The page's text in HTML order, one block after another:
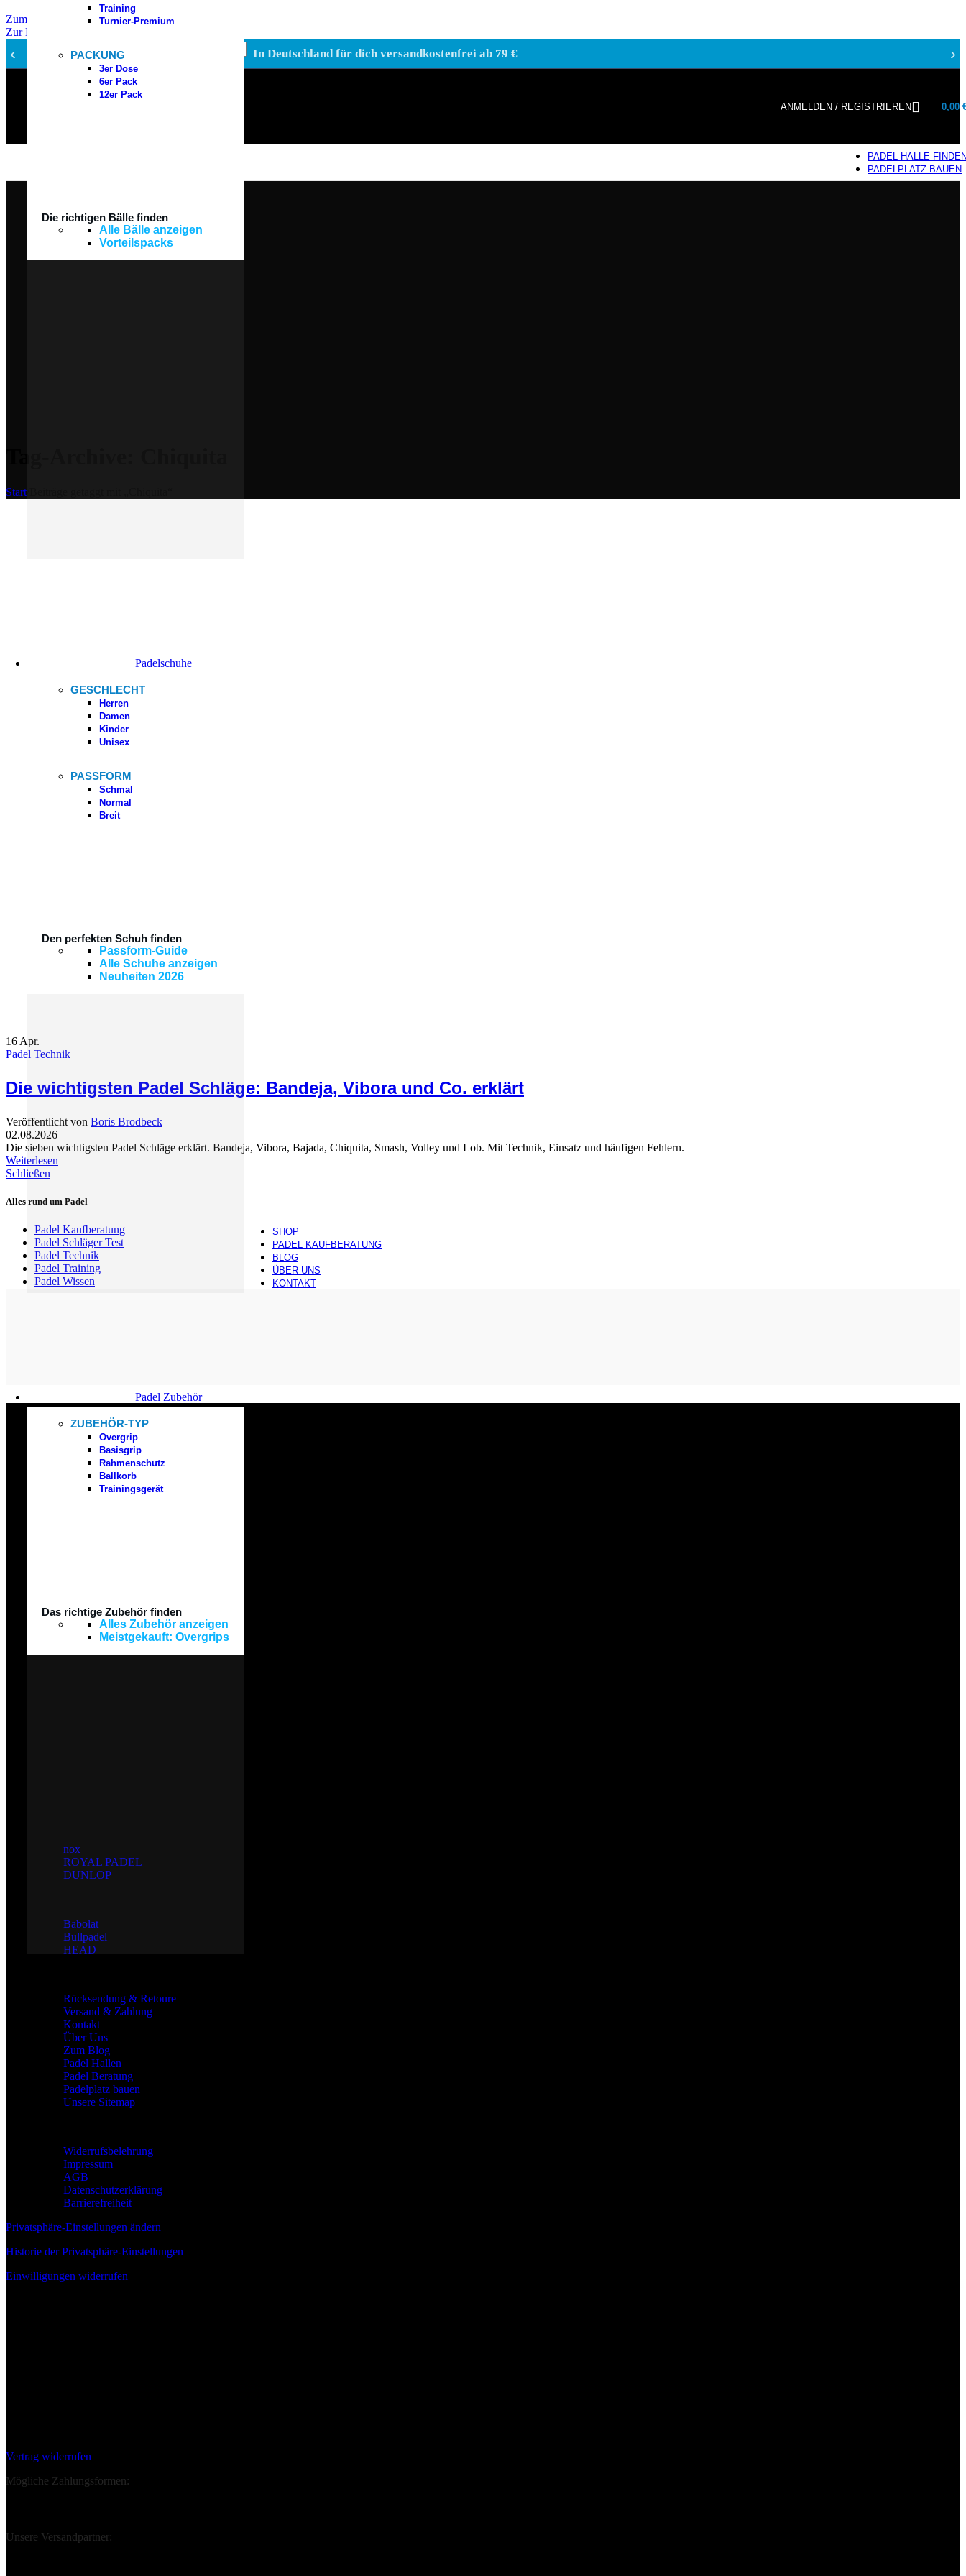
Zum Inhalt springen
Zur Navigation springen
‹ In Deutschland für dich versandkostenfrei ab 79 € ›
Kategorie auswählen
ANMELDEN / REGISTRIEREN 0,00
Training
Turnier-Premium
PACKUNG
3er Dose
6er Pack
12er Pack
Die richtigen Bälle finden
Alle Bälle anzeigen
Vorteilspacks
Padelschuhe
GESCHLECHT
Herren
Damen
Kinder
Unisex
PASSFORM
Schmal
Normal
Breit
Den perfekten Schuh finden
Passform-Guide
Alle Schuhe anzeigen
Neuheiten 2026
Padel Zubehör
ZUBEHÖR-TYP
Overgrip
Basisgrip
Rahmenschutz
Ballkorb
Trainingsgerät
Das richtige Zubehör finden
Alles Zubehör anzeigen
Meistgekauft: Overgrips
SHOP
PADEL KAUFBERATUNG
BLOG
ÜBER UNS
KONTAKT
PADEL HALLE
PADELPLATZ BAUEN
Start
16 Apr.
Padel Technik
Die wichtigsten Padel Schläge: Bandeja, Vibora und Co. erklärt
Veröffentlicht von Boris Brodbeck
02.08.2026
Die sieben wichtigsten Padel Schläge erklärt. Bandeja, Vibora, Bajada, Chiquita, Smash, Volley und Lob. Mit Technik, Einsatz und häufigen Fehlern.
Weiterlesen
Schließen
Alles rund um Padel
Padel Kaufberatung
Padel Schläger Test
Padel Technik
Padel Training
Padel Wissen
Ab 79 € Bestellwert in Deutschland.
nox
ROYAL PADEL
DUNLOP
Babolat
Bullpadel
HEAD
Rücksendung & Retoure
Versand & Zahlung
Kontakt
Über Uns
Zum Blog
Padel Hallen
Padel Beratung
Padelplatz bauen
Unsere Sitemap
Widerrufsbelehrung
Impressum
AGB
Datenschutzerklärung
Barrierefreiheit
Privatsphäre-Einstellungen ändern
Historie der Privatsphäre-Einstellungen
Einwilligungen widerrufen
Vertrag widerrufen
Mögliche Zahlungsformen:
Unsere Versandpartner: